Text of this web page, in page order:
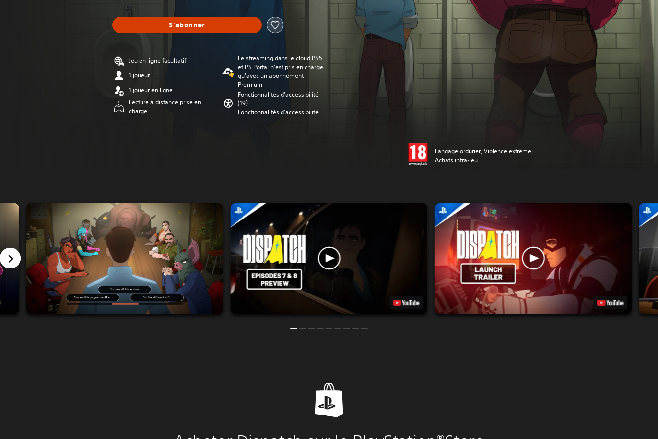
S'abonner
Jeu en ligne facultatif
1 joueur
1 joueur en ligne
Lecture à distance prise en
charge
Le streaming dans le cloud PS5
et PS Portal n'est pris en charge
qu'avec un abonnement
Premium
Fonctionnalités d'accessibilité
(19)
Fonctionnalités d'accessibilité
Langage ordurier, Violence extrême,
Achats intra-jeu